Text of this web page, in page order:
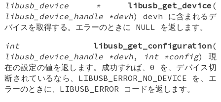
libusb_device *
libusb_get_device (
libusb_device_handle *devh) devh に含まれるデ
バイスを取得する。エラーのときに NULL を返します。
int
libusb_get_configuration(
libusb_device_handle *devh, int *config) 現
在の設定の値を返します。成功すれば、0 を、デバイス切
断されているなら、LIBUSB_ERROR_NO_DEVICE を、エ
ラーのときに、LIBUSB_ERROR コードを返します。